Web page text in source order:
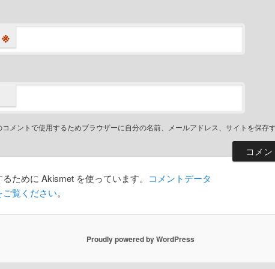
※
コメントで使用するためブラウザーに自分の名前、メールアドレス、サイトを保存
ために Akismet を使っています。 コメントデータ
覧ください。
Proudly powered by WordPress